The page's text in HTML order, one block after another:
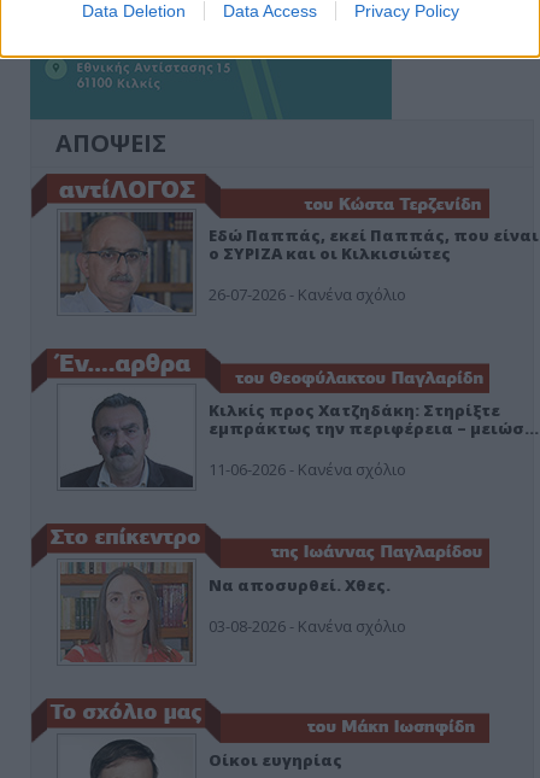
Data Deletion Data Access Privacy Policy
ΑΠΟΨΕΙΣ
Εδώ Παππάς, εκεί Παππάς, που είναι
ο ΣΥΡΙΖΑ και οι Κιλκισιώτες
26-07-2026 - Κανένα σχόλιο
Κιλκίς προς Χατζηδάκη: Στηρίξτε
εμπράκτως την περιφέρεια – μειώσ…
11-06-2026 - Κανένα σχόλιο
Να αποσυρθεί. Χθες.
03-08-2026 - Κανένα σχόλιο
Οίκοι ευγηρίας